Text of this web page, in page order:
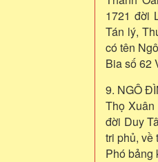
1721 đời
Tán lý,
có tên
Bia số 62
9. NGÔ
Thọ
đời Duy
tri phủ, về
Phó bảng